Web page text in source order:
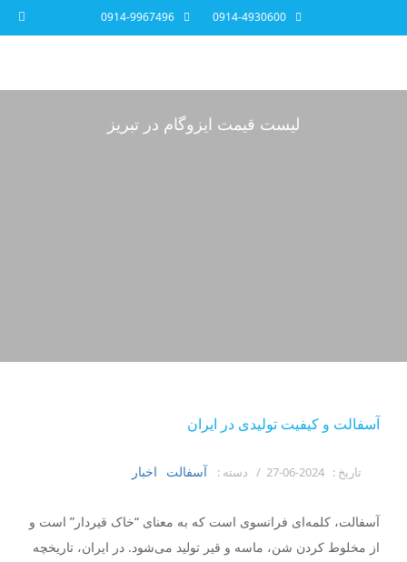
0914-4930600
0914-9967496
لیست قیمت ایزوگام در تبریز
آسفالت و کیفیت تولیدی در ایران
تاریخ : دسته : آسفالت اخبار
آسفالت، کلمه‌ای فرانسوی است که به معنای “خاک قیردار” است و
از مخلوط کردن شن، ماسه و قیر تولید می‌شود. در ایران، تاریخچه